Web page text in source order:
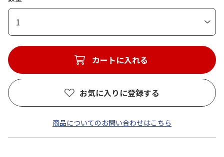
1
カートに入れる
お気に入りに登録する
商品についてのお問い合わせはこちら